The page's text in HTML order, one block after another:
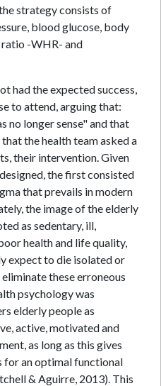
strategy consists of
blood glucose, body
-WHR- and
had the expected success,
to attend, arguing that:
no longer sense" and that
the health team asked a
their intervention. Given
the first consisted
that prevails in modern
the image of the elderly
as sedentary, ill,
health and life quality,
expect to die isolated or
these erroneous
psychology was
elderly people as
active, motivated and
as long as this gives
an optimal functional
& Aguirre, 2013). This